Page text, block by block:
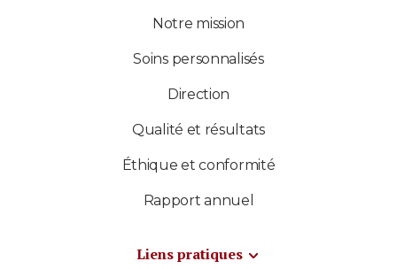
Notre mission
Soins personnalisés
Direction
Qualité et résultats
Éthique et conformité
Rapport annuel
Liens pratiques